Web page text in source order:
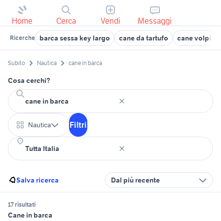
Home Cerca Vendi Messaggi
Ricerche barca sessa key largo cane da tartufo cane volpino
Subito Nautica cane in barca
Cosa cerchi?
Nautica Filtri
Salva ricerca Dal più recente
17 risultati
Cane in barca